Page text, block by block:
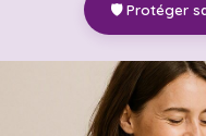
🛡️ Protéger